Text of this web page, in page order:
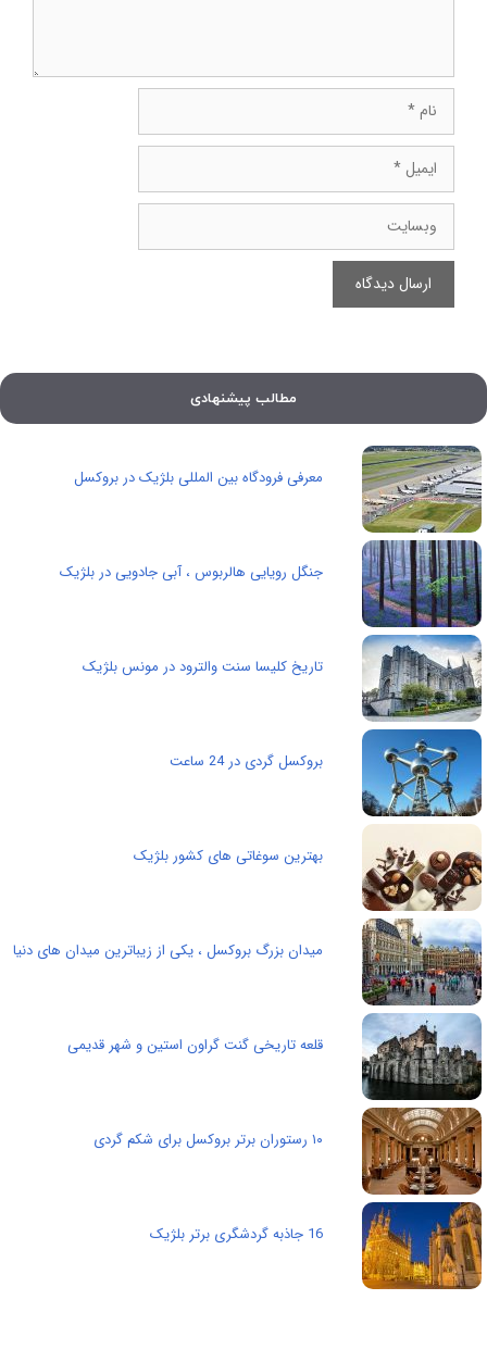
ایمیل
وبسایت
مطالب پیشنهادی
معرفی فرودگاه بین المللی بلژیک در بروکسل
جنگل رویایی هالربوس ، آبی جادویی در بلژیک
تاریخ کلیسا سنت والترود در مونس بلژیک
بروکسل گردی در 24 ساعت
بهترین سوغاتی های کشور بلژیک
میدان بزرگ بروکسل ، یکی از زیباترین میدان های دنیا
قلعه تاریخی گنت گراون استین و شهر قدیمی
۱۰ رستوران برتر بروکسل برای شکم گردی
16 جاذبه گردشگری برتر بلژیک